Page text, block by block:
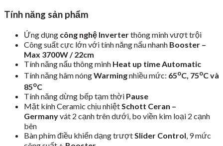
Tính năng sản phẩm
Ứng dụng công nghệ Inverterthông minh vượt trội
Công suất cực lớn với tính năng nấu nhanh Booster –
Max 3700W / 22cm
Tính năng nấu thông minh Heat up time Automatic
Tính năng hâm nóngWarmingnhiều mức: 65oC, 75oC và
85oC
Tính năng dừng bếp tạm thời Pause
Mặt kính Ceramic chịu nhiệtSchott Ceran –
Germanyvát 2 cạnh trên dưới, bo viền kim loại 2 cạnh
bên
Bàn phím điều khiển dạng trượtSlider Control, 9 mức